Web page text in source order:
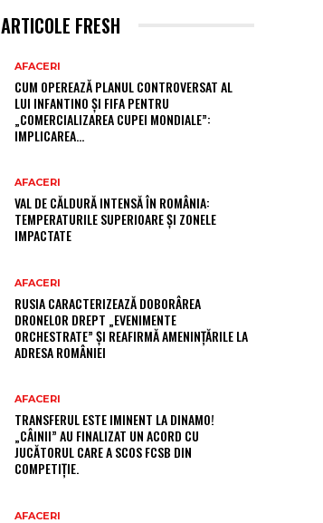
ARTICOLE FRESH
AFACERI
CUM OPEREAZĂ PLANUL CONTROVERSAT AL
LUI INFANTINO ȘI FIFA PENTRU
„COMERCIALIZAREA CUPEI MONDIALE”:
IMPLICAREA…
AFACERI
VAL DE CĂLDURĂ INTENSĂ ÎN ROMÂNIA:
TEMPERATURILE SUPERIOARE ȘI ZONELE
IMPACTATE
AFACERI
RUSIA CARACTERIZEAZĂ DOBORÂREA
DRONELOR DREPT „EVENIMENTE
ORCHESTRATE” ȘI REAFIRMĂ AMENINȚĂRILE LA
ADRESA ROMÂNIEI
AFACERI
TRANSFERUL ESTE IMINENT LA DINAMO!
„CÂINII” AU FINALIZAT UN ACORD CU
JUCĂTORUL CARE A SCOS FCSB DIN
COMPETIȚIE.
AFACERI